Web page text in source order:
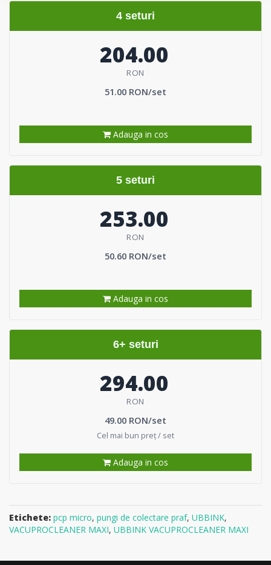
4 seturi
204.00
RON
51.00 RON/set
Adauga in cos
5 seturi
253.00
RON
50.60 RON/set
Adauga in cos
6+ seturi
294.00
RON
49.00 RON/set
Cel mai bun preț / set
Adauga in cos
Etichete: pcp micro, pungi de colectare praf, UBBINK,
VACUPROCLEANER MAXI, UBBINK VACUPROCLEANER MAXI